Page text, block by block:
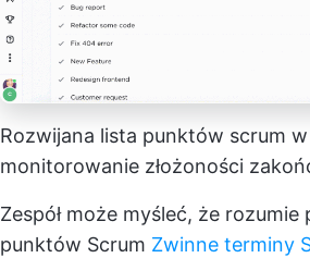
Rozwijana lista punktów scrum w
monitorowanie złożoności
Zespół może myśleć, że
punktów Scrum Zwinne terminy